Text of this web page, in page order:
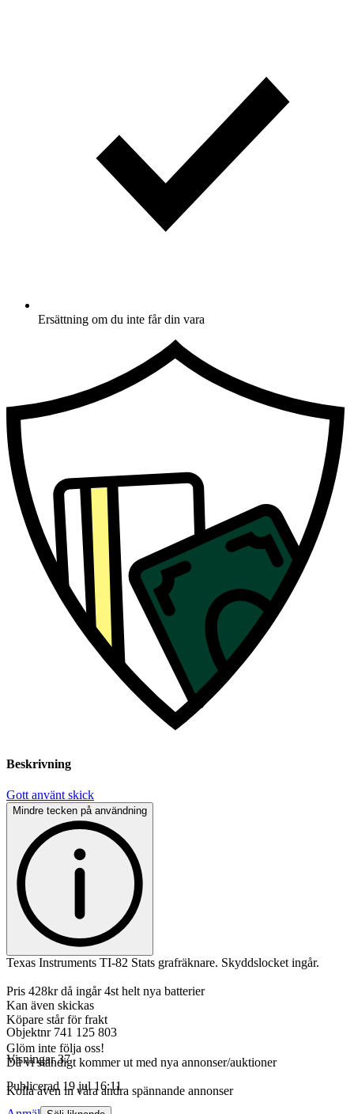
Ersättning om du inte får din vara
Beskrivning
Gott använt skick
Mindre tecken på användning
Texas Instruments TI-82 Stats grafräknare. Skyddslocket ingår.
Pris 428kr då ingår 4st helt nya batterier
Kan även skickas
Köpare står för frakt
Glöm inte följa oss!
Då vi ständigt kommer ut med nya annonser/auktioner
Kolla även in våra andra spännande annonser
Objektnr 741 125 803
Visningar 37
Publicerad 19 jul 16:11